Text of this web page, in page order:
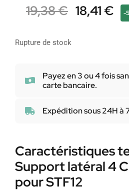
19,38€ 18,41€ -
Rupture de stock
Payez en 3 ou 4 fois
carte bancaire.
Expédition sous 24H à
Caractéristiques
Support latéral 4
pour STF12